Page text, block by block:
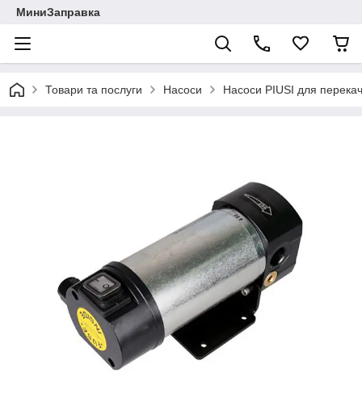
МиниЗаправка
Товари та послуги Насоси Насоси PIUSI для